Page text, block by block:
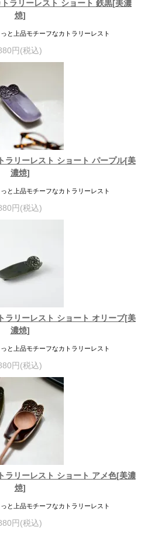
ラリーレスト ショート 鉄黒[美濃
焼]
と上品モチーフなカトラリーレスト
円(税込)
ラリーレスト ショート パープル[美
濃焼]
と上品モチーフなカトラリーレスト
円(税込)
ラリーレスト ショート オリーブ[美
濃焼]
と上品モチーフなカトラリーレスト
円(税込)
ラリーレスト ショート アメ色[美濃
焼]
と上品モチーフなカトラリーレスト
円(税込)